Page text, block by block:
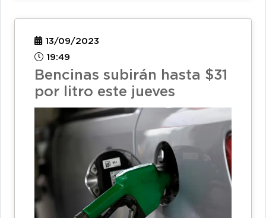
13/09/2023
19:49
Bencinas subirán hasta $31
por litro este jueves